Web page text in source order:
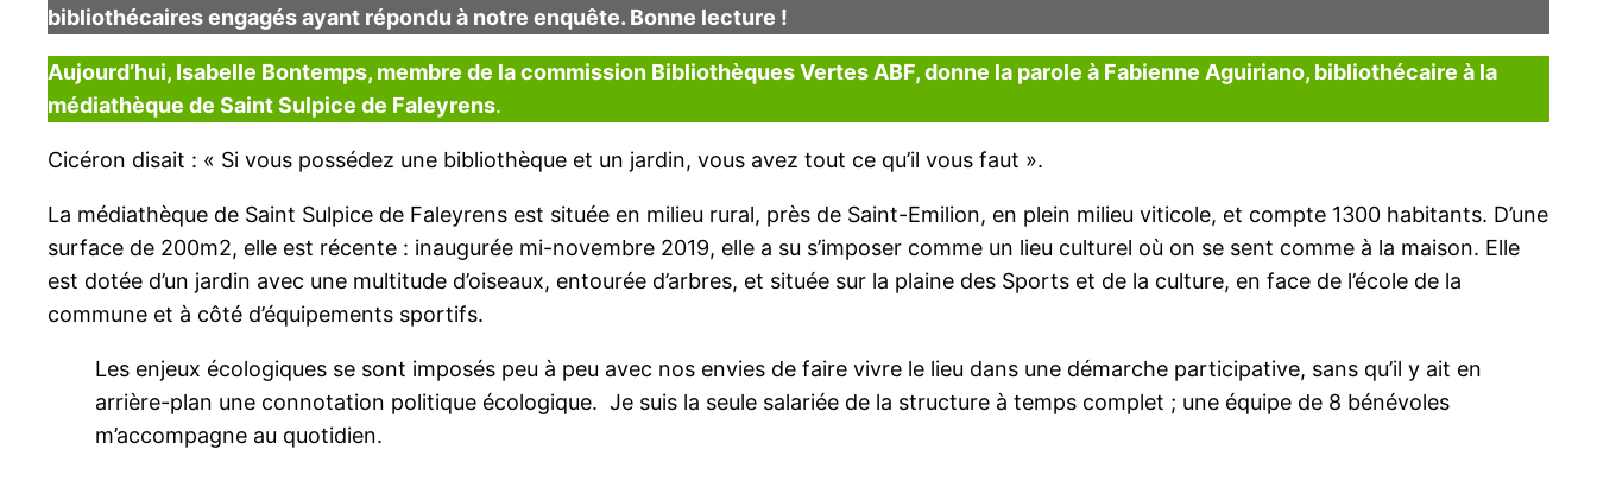
bibliothécaires engagés ayant répondu à notre enquête. Bonne lecture !
Aujourd’hui, Isabelle Bontemps, membre de la commission Bibliothèques Vertes ABF, donne la parole à Fabienne Aguiriano, bibliothécaire à la
médiathèque de Saint Sulpice de Faleyrens.
Cicéron disait : « Si vous possédez une bibliothèque et un jardin, vous avez tout ce qu’il vous faut ».
La médiathèque de Saint Sulpice de Faleyrens est située en milieu rural, près de Saint-Emilion, en plein milieu viticole, et compte 1300 habitants. D’une
surface de 200m2, elle est récente : inaugurée mi-novembre 2019, elle a su s’imposer comme un lieu culturel où on se sent comme à la maison. Elle
est dotée d’un jardin avec une multitude d’oiseaux, entourée d’arbres, et située sur la plaine des Sports et de la culture, en face de l’école de la
commune et à côté d’équipements sportifs.
Les enjeux écologiques se sont imposés peu à peu avec nos envies de faire vivre le lieu dans une démarche participative, sans qu’il y ait en
arrière-plan une connotation politique écologique. Je suis la seule salariée de la structure à temps complet ; une équipe de 8 bénévoles
m’accompagne au quotidien.